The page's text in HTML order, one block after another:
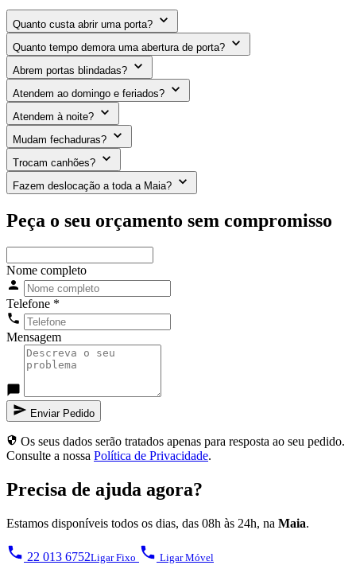
Quanto custa abrir uma porta?
Quanto tempo demora uma abertura de porta?
Abrem portas blindadas?
Atendem ao domingo e feriados?
Atendem à noite?
Mudam fechaduras?
Trocam canhões?
Fazem deslocação a toda a Maia?
Peça o seu orçamento sem compromisso
Nome completo
Telefone *
Mensagem
Enviar Pedido
Os seus dados serão tratados apenas para resposta ao seu pedido.
Consulte a nossa Política de Privacidade.
Precisa de ajuda agora?
Estamos disponíveis todos os dias, das 08h às 24h, na Maia.
22 013 6752Ligar Fixo Ligar Móvel